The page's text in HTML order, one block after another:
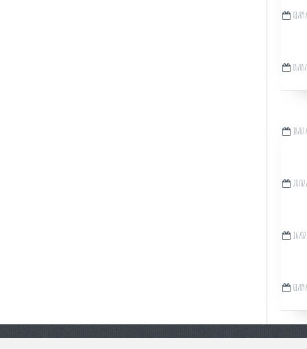
01/
05/
18/
28/
16/
01/